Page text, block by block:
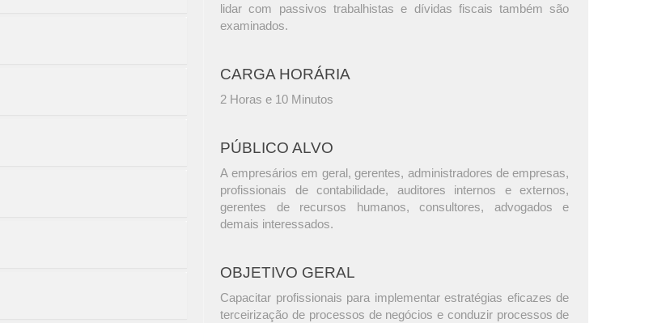
lidar com passivos trabalhistas e dívidas fiscais também são
examinados.
CARGA HORÁRIA
2 Horas e 10 Minutos
PÚBLICO ALVO
A empresários em geral, gerentes, administradores de empresas,
profissionais de contabilidade, auditores internos e externos,
gerentes de recursos humanos, consultores, advogados e
demais interessados.
OBJETIVO GERAL
Capacitar profissionais para implementar estratégias eficazes de
terceirização de processos de negócios e conduzir processos de